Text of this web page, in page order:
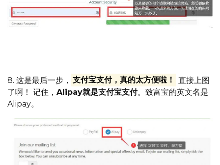
8. 这是最后一步， 支付宝支付，真的太方便啦！
直接上图
了啊！ 记住， Alipay就是支付宝支付。致富宝的英文名是
Alipay。